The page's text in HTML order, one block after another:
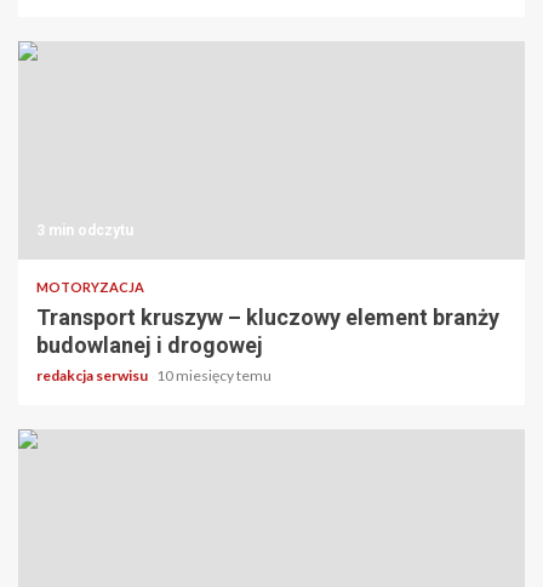
3 min odczytu
MOTORYZACJA
Transport kruszyw – kluczowy element branży
budowlanej i drogowej
redakcja serwisu 10 miesięcy temu